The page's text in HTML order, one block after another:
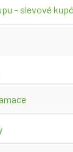
– slevové